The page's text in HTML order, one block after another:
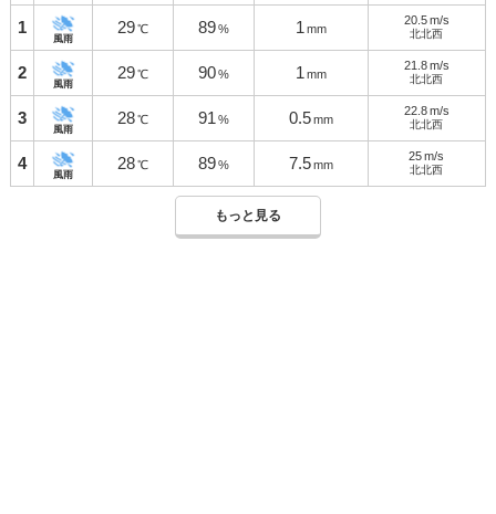
1
風雨
29℃ 89% 1 mm
20.5m/s
北北西
2
風雨
29℃ 90% 1 mm
21.8m/s
北北西
3
風雨
28℃ 91 % 0.5mm
22.8m/s
北北西
4
風雨
28℃ 89% 7.5mm
25 m/s
北北西
もっと見る